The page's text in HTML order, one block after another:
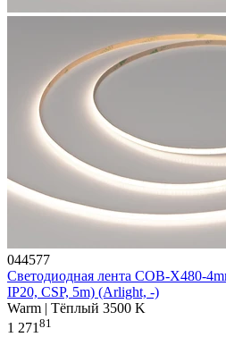
044577
Светодиодная лента COB-X480-
IP20, CSP, 5m) (Arlight, -)
Warm | Тёплый 3500 K
1 271 81